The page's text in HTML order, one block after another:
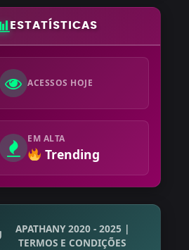
ESTATÍSTICAS
ACESSOS HOJE
EM ALTA
Trending
APATHANY 2020 - 2025 |
TERMOS E CONDIÇÕES